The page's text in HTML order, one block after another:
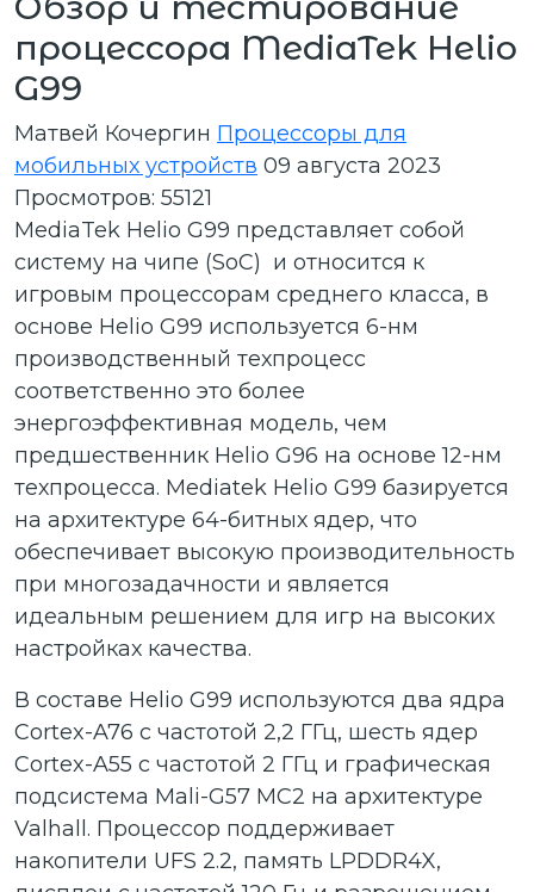
процессора MediaTek Helio
G99
Матвей Кочергин Процессоры для
мобильных устройств 09 августа 2023
Просмотров: 55121
MediaTek Helio G99 представляет собой
систему на чипе (SoC) и относится к
игровым процессорам среднего класса, в
основе Helio G99 используется 6-нм
производственный техпроцесс
соответственно это более
энергоэффективная модель, чем
предшественник Helio G96 на основе 12-нм
техпроцесса. Mediatek Helio G99 базируется
на архитектуре 64-битных ядер, что
обеспечивает высокую производительность
при многозадачности и является
идеальным решением для игр на высоких
настройках качества.
В составе Helio G99 используются два ядра
Cortex-A76 с частотой 2,2 ГГц, шесть ядер
Cortex-A55 с частотой 2 ГГц и графическая
подсистема Mali-G57 MC2 на архитектуре
Valhall. Процессор поддерживает
накопители UFS 2.2, память LPDDR4X,